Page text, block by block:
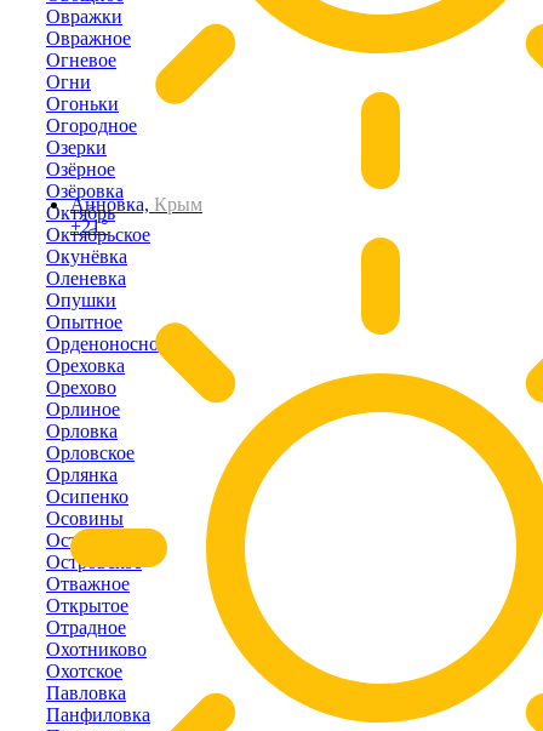
Анновка, Крым
+21°
Овражки
Овражное
Огневое
Огни
Огоньки
Огородное
Озерки
Озёрное
Озёровка
Октябрь
Октябрьское
Окунёвка
Оленевка
Опушки
Опытное
Орденоносное
Ореховка
Орехово
Орлиное
Орловка
Орловское
Орлянка
Осипенко
Осовины
Останино
Островское
Отважное
Открытое
Отрадное
Охотниково
Охотское
Павловка
Панфиловка